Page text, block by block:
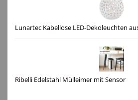
Lunartec Kabellose LED-Dekoleuchten
Ribelli Edelstahl Mülleimer mit Sensor